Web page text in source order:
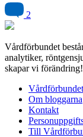
2
Vårdförbundet
analytiker,
skapar vi förändring!
Om bloggarna
Kontakt
Till